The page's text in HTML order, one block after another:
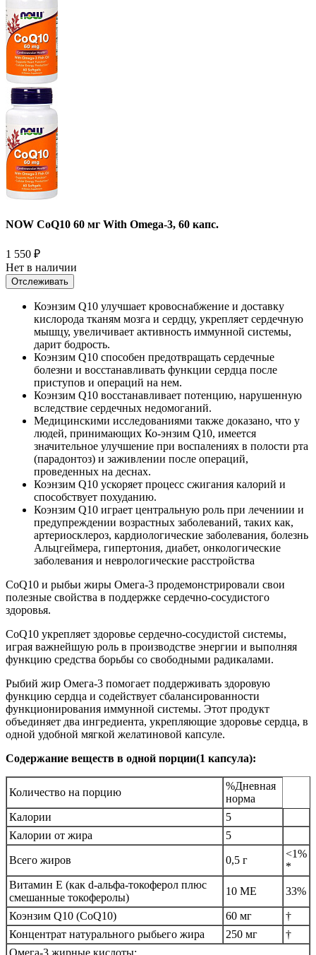
NOW CoQ10 60 мг With Omega-3, 60 капс.
1 550 ₽
Нет в наличии
Отслеживать
Коэнзим Q10 улучшает кровоснабжение и доставку
кислорода тканям мозга и сердцу, укрепляет сердечную
мышцу, увеличивает активность иммунной системы,
дарит бодрость.
Коэнзим Q10 способен предотвращать сердечные
болезни и восстанавливать функции сердца после
приступов и операций на нем.
Коэнзим Q10 восстанавливает потенцию, нарушенную
вследствие сердечных недомоганий.
Медицинскими исследованиями также доказано, что у
людей, принимающих Ко-энзим Q10, имеется
значительное улучшение при воспалениях в полости рта
(парадонтоз) и заживлении после операций,
проведенных на деснах.
Коэнзим Q10 ускоряет процесс сжигания калорий и
способствует похуданию.
Коэнзим Q10 играет центральную роль при лечениии и
предупреждении возрастных заболеваний, таких как,
артериосклероз, кардиологические заболевания, болезнь
Альцгеймера, гипертония, диабет, онкологические
заболевания и неврологические расстройства
CoQ10 и рыбьи жиры Омега-3 продемонстрировали свои
полезные свойства в поддержке сердечно-сосудистого
здоровья.
CoQ10 укрепляет здоровье сердечно-сосудистой системы,
играя важнейшую роль в производстве энергии и выполняя
функцию средства борьбы со свободными радикалами.
Рыбий жир Омега-3 помогает поддерживать здоровую
функцию сердца и содействует сбалансированности
функционирования иммунной системы. Этот продукт
объединяет два ингредиента, укрепляющие здоровье сердца, в
одной удобной мягкой желатиновой капсуле.
Содержание веществ в одной порции(1 капсула):
Количество на порцию
%Дневная
норма
Калории
5
Калории от жира
5
Всего жиров 0,5 г
<1%
*
Витамин Е (как d-альфа-токоферол плюс
смешанные токоферолы)
10 МЕ 33%
Коэнзим Q10 (CoQ10) 60 мг
†
Концентрат натурального рыбьего жира
250 мг
†
Омега-3 жирные кислоты: